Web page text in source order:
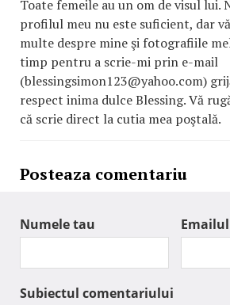
Toate femeile au un om de visul lui.
profilul meu nu este suficient, dar
multe despre mine şi fotografiile
timp pentru a scrie-mi prin e-mail
(blessingsimon123@yahoo.com)
respect inima dulce Blessing. Vă
că scrie direct la cutia mea poştală.
Posteaza comentariu
Numele tau
Subiectul comentariului